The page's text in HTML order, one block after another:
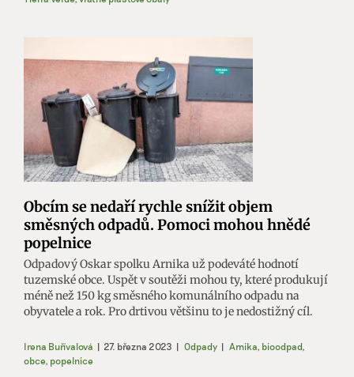
Obcím se nedaří rychle snížit objem
směsných odpadů. Pomoci mohou hnědé
popelnice
Odpadový Oskar spolku Arnika už podeváté hodnotí
tuzemské obce. Uspět v soutěži mohou ty, které produkují
méně než 150 kg směsného komunálního odpadu na
obyvatele a rok. Pro drtivou většinu to je nedostižný cíl.
Irena Buřívalová | 27. března 2023 | Odpady | Arnika, bioodpad,
obce, popelnice